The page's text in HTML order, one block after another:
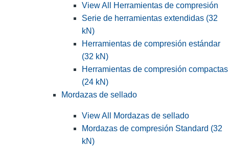
View All Herramientas de compresión
Serie de herramientas extendidas (32
kN)
Herramientas de compresión estándar
(32 kN)
Herramientas de compresión compactas
(24 kN)
Mordazas de sellado
View All Mordazas de sellado
Mordazas de compresión Standard (32
kN)